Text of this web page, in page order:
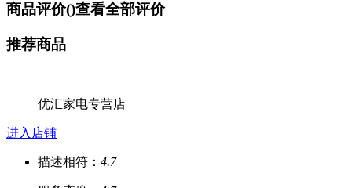
商品评价()查看全部评价
推荐商品
优汇家电专营店
进入店铺
描述相符： 4.7